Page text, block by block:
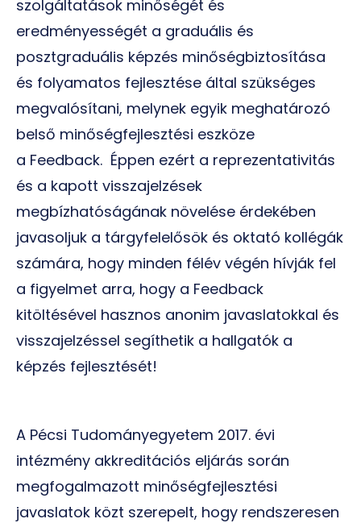
szolgáltatások minőségét és
eredményességét a graduális és
posztgraduális képzés minőségbiztosítása
és folyamatos fejlesztése által szükséges
megvalósítani, melynek egyik meghatározó
belső minőségfejlesztési eszköze
a Feedback. Éppen ezért a reprezentativitás
és a kapott visszajelzések
megbízhatóságának növelése érdekében
javasoljuk a tárgyfelelősök és oktató kollégák
számára, hogy minden félév végén hívják fel
a figyelmet arra, hogy a Feedback
kitöltésével hasznos anonim javaslatokkal és
visszajelzéssel segíthetik a hallgatók a
képzés fejlesztését!
A Pécsi Tudományegyetem 2017. évi
intézmény akkreditációs eljárás során
megfogalmazott minőségfejlesztési
javaslatok közt szerepelt, hogy rendszeresen